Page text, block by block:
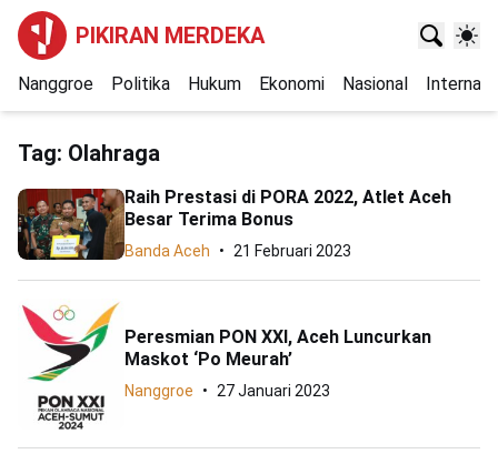
PIKIRAN MERDEKA
Nanggroe Politika Hukum Ekonomi Nasional
Tag: Olahraga
Raih Prestasi di PORA 2022, Atlet Aceh
Besar Terima Bonus
Banda Aceh 21 Februari 2023
Peresmian PON XXI, Aceh Luncurkan
Maskot ‘Po Meurah’
Nanggroe 27 Januari 2023